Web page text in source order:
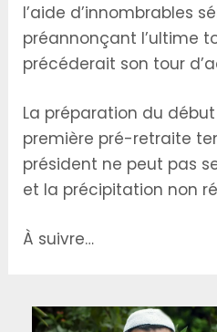
l’aide d’innombrables
préannonçant l’ultime
précéderait son tour
La préparation du
première pré-retraite
président ne peut pas
et la précipitation non
À suivre…